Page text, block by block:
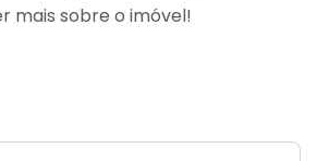
mais sobre o imóvel!